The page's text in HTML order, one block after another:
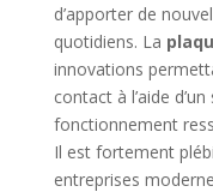
d’apporter de
quotidiens. La
innovations
contact à l’aide
fonctionnement
Il est fortement
entreprises